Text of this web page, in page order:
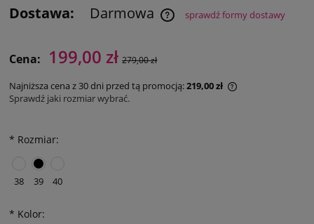
Dostawa: Darmowa sprawdź formy dostawy
Cena: 199,00 zł 279,00 zł
Najniższa cena z 30 dni przed tą promocją:219,00 zł
Sprawdź jaki rozmiar wybrać.
* Rozmiar:
38 39 40
* Kolor: